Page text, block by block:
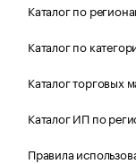
Каталог по
Каталог по
Каталог торговых
Каталог ИП по
Правила